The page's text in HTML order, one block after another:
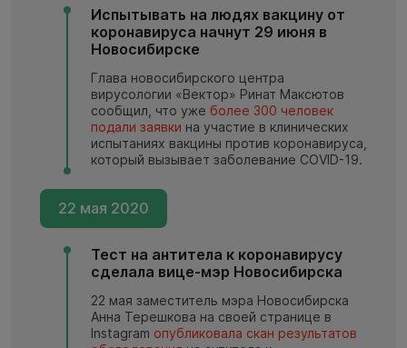
Испытывать на людях вакцину от
коронавируса начнут 29 июня в
Новосибирске
Глава новосибирского центра
вирусологии «Вектор» Ринат Максютов
сообщил, что уже более 300 человек
подали заявки на участие в клинических
испытаниях вакцины против коронавируса,
который вызывает заболевание COVID-19.
22 мая 2020
Тест на антитела к коронавирусу
сделала вице-мэр Новосибирска
22 мая заместитель мэра Новосибирска
Анна Терешкова на своей странице в
Instagram опубликовала скан результатов